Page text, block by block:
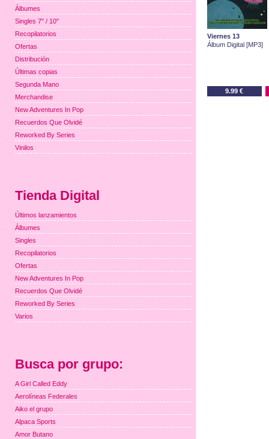
Viernes 13
Álbum Digital [MP3]
9.99 €
Álbumes
Singles 7" / 10"
Recopilatorios
Ofertas
Distribución
Últimas copias
Segunda Mano
Merchandise
New Adventures In Pop
Recuerdos Que Olvidé
Reworked By Series
Vinilos
Tienda Digital
Últimos lanzamientos
Álbumes
Singles
Recopilatorios
Ofertas
New Adventures In Pop
Recuerdos Que Olvidé
Reworked By Series
Varios
Busca por grupo:
A Girl Called Eddy
Aerolíneas Federales
Aiko el grupo
Alpaca Sports
Amor Butano